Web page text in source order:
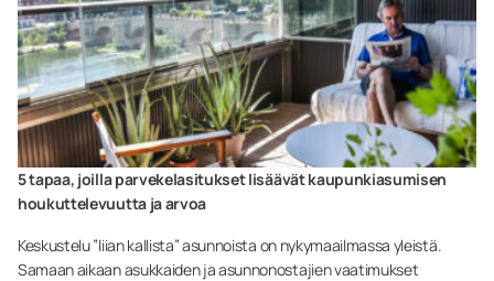
5 tapaa, joilla parvekelasitukset lisäävät kaupunkiasumisen
houkuttelevuutta ja arvoa
Keskustelu ”liian kallista” asunnoista on nykymaailmassa yleistä.
Samaan aikaan asukkaiden ja asunnonostajien vaatimukset